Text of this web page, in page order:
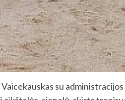
Vaicekauskas su